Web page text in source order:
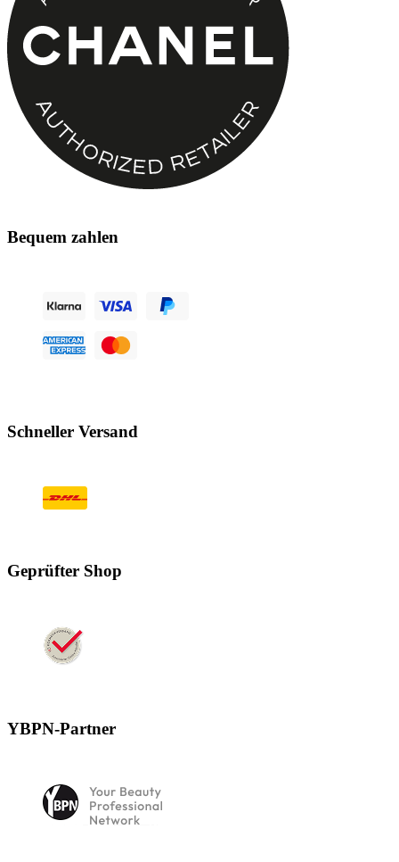
Bequem zahlen
Schneller Versand
Geprüfter Shop
YBPN-Partner